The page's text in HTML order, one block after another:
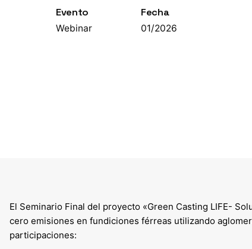
Evento
Webinar
Fecha
01/2026
El Seminario Final del proyecto «Green Casting LIFE-
cero emisiones en fundiciones férreas utilizando
participaciones: